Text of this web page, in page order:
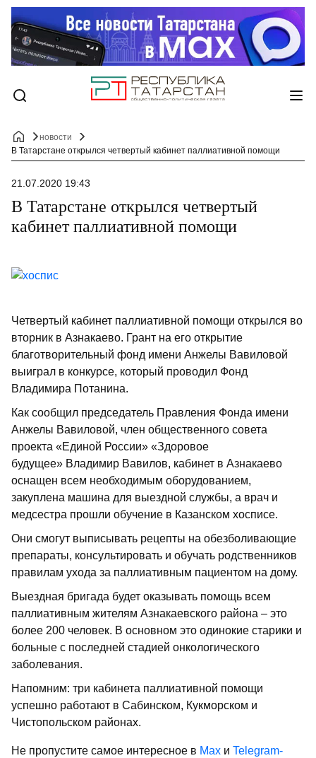
новости
В Татарстане открылся четвертый кабинет паллиативной помощи
21.07.2020 19:43
В Татарстане открылся четвертый
кабинет паллиативной помощи
Четвертый кабинет паллиативной помощи открылся во
вторник в Азнакаево. Грант на его открытие
благотворительный фонд имени Анжелы Вавиловой
выиграл в конкурсе, который проводил Фонд
Владимира Потанина.
Как сообщил председатель Правления Фонда имени
Анжелы Вавиловой, член общественного совета
проекта «Единой России» «Здоровое
будущее» Владимир Вавилов, кабинет в Азнакаево
оснащен всем необходимым оборудованием,
закуплена машина для выездной службы, а врач и
медсестра прошли обучение в Казанском хосписе.
Они смогут выписывать рецепты на обезболивающие
препараты, консультировать и обучать родственников
правилам ухода за паллиативным пациентом на дому.
Выездная бригада будет оказывать помощь всем
паллиативным жителям Азнакаевского района – это
более 200 человек. В основном это одинокие старики и
больные с последней стадией онкологического
заболевания.
Напомним: три кабинета паллиативной помощи
успешно работают в Сабинском, Кукморском и
Чистопольском районах.
Не пропустите самое интересное в Max и Telegram-